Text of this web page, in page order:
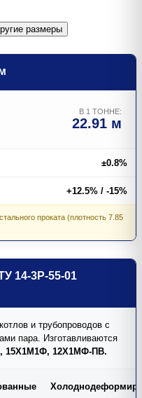
размеры
В 1 ТОННЕ:
22.91 м
±0.8%
+12.5% / -15%
проката (плотность 7.85
14-3Р-55-01
и трубопроводов с
пара. Изготавливаются
15Х1М1Ф, 12Х1МФ-ПВ.